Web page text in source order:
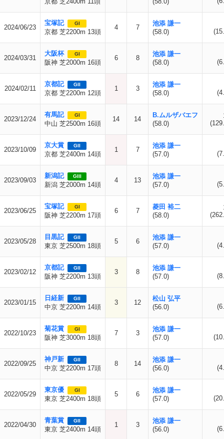
2024/06/23
宝塚記 GI
京都 芝2200m 13頭
4 7
池添 謙一
(58.0)
2024/03/31
大阪杯 GI
阪神 芝2000m 16頭
6 8
池添 謙一
(58.0)
2024/02/11
京都記 GII
京都 芝2200m 12頭
1 3
池添 謙一
(58.0)
2023/12/24
有馬記 GI
中山 芝2500m 16頭
14 14
B.ムルザバエフ
(58.0)
2023/10/09
京大賞 GII
京都 芝2400m 14頭
1 7
池添 謙一
(57.0)
2023/09/03
新潟記 GIII
新潟 芝2000m 14頭
4 13
池添 謙一
(57.0)
2023/06/25
宝塚記 GI
阪神 芝2200m 17頭
6 7
菱田 裕二
(58.0)
2023/05/28
目黒記 GII
東京 芝2500m 18頭
5 6
池添 謙一
(57.0)
2023/02/12
京都記 GII
阪神 芝2200m 13頭
3 8
池添 謙一
(57.0)
2023/01/15
日経新 GII
中京 芝2200m 14頭
3 12
松山 弘平
(56.0)
2022/10/23
菊花賞 GI
阪神 芝3000m 18頭
7 3
池添 謙一
(57.0)
2022/09/25
神戸新 GII
中京 芝2200m 17頭
8 14
池添 謙一
(56.0)
2022/05/29
東京優 GI
東京 芝2400m 18頭
5 6
池添 謙一
(57.0)
2022/04/30
青葉賞 GII
東京 芝2400m 14頭
1 3
池添 謙一
(56.0)